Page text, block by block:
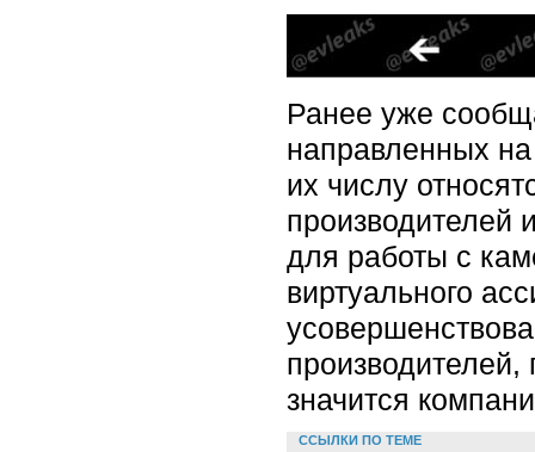
Ранее уже
направленных
их числу
производителей
для работы с
виртуального
значится
ССЫЛКИ ПО ТЕМЕ